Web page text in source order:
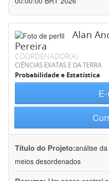
Alan
Pereira
COORDENADOR(A)
CIÊNCIAS EXATAS E DA TERRA
Probabilidade e Estatística
Título do Projeto:análise
meios desordenados